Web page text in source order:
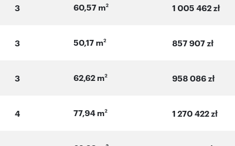
3 60,57 m2 1 005 462 zł
3 50,17 m2 857 907 zł
3 62,62 m2 958 086 zł
4 77,94 m2 1 270 422 zł